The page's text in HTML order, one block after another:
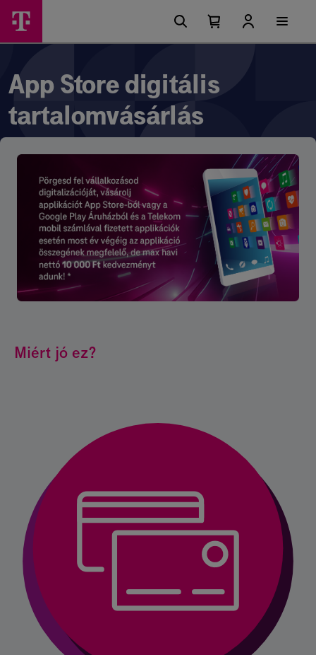
App
Store
tartalomvásárlás
Főmenü
lehetőségek
Kosárban
Kosár
App Store digitális
tartalomvásárlás
Miért jó ez?